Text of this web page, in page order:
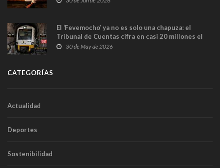
El ‘Fevemocho’ ya no es solo una chapuza: el
Tribunal de Cuentas cifra en casi 20 millones el
sobrecoste de los trenes que no cabían por los
30 de May de 2026
CATEGORÍAS
Actualidad
Deportes
Sostenibilidad